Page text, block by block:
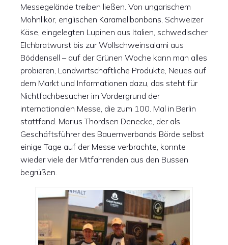
Messegelände treiben ließen. Von ungarischem
Mohnlikör, englischen Karamellbonbons, Schweizer
Käse, eingelegten Lupinen aus Italien, schwedischer
Elchbratwurst bis zur Wollschweinsalami aus
Böddensell – auf der Grünen Woche kann man alles
probieren, Landwirtschaftliche Produkte, Neues auf
dem Markt und Informationen dazu, das steht für
Nichtfachbesucher im Vordergrund der
internationalen Messe, die zum 100. Mal in Berlin
stattfand. Marius Thordsen Denecke, der als
Geschäftsführer des Bauernverbands Börde selbst
einige Tage auf der Messe verbrachte, konnte
wieder viele der Mitfahrenden aus den Bussen
begrüßen.